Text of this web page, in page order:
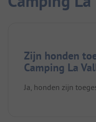
Zijn honden
Camping La
Ja, honden zijn